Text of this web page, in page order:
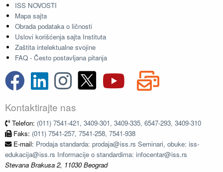
ISS NOVOSTI
Mapa sajta
Obrada podataka o ličnosti
Uslovi korišćenja sajta Instituta
Zaštita intelektualne svojine
FAQ - Često postavljana pitanja
Kontaktirajte nas
Telefon: (011) 7541-421, 3409-301, 3409-335, 6547-293, 3409-310
Faks: (011) 7541-257, 7541-258, 7541-938
E-mail: Prodaja standarda: prodaja@iss.rs Seminari, obuke: iss-
edukacija@iss.rs Informacije o standardima: infocentar@iss.rs
Stevana Brakusa 2, 11030 Beograd